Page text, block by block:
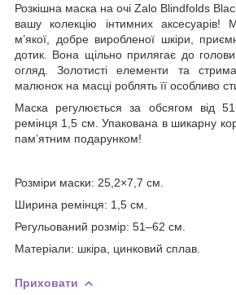
Розкішна маска на очі Zalo Blindfolds
вашу колекцію інтимних аксесуарів!
м’якої, добре виробленої шкіри,
дотик. Вона щільно прилягає до
огляд. Золотисті елементи та
малюнок на масці роблять її особливо
Маска регулюється за обсягом від
ремінця 1,5 см. Упакована в шикарну
пам’ятним подарунком!
Розміри маски: 25,2×7,7 см.
Ширина ремінця: 1,5 см.
Регульований розмір: 51–62 см.
Матеріали: шкіра, цинковий сплав.
Приховати